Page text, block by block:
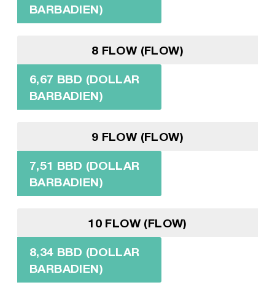
BARBADIEN)
8 FLOW (FLOW)
6,67 BBD (DOLLAR
BARBADIEN)
9 FLOW (FLOW)
7,51 BBD (DOLLAR
BARBADIEN)
10 FLOW (FLOW)
8,34 BBD (DOLLAR
BARBADIEN)